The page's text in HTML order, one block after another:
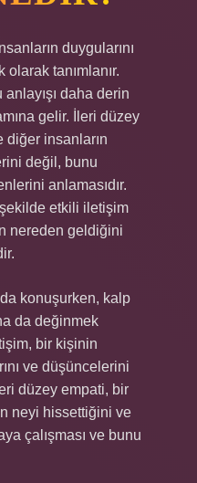
duygularını
tanımlanır.
anlayışı daha derin
gelir. İleri düzey
insanların
değil, bunu
anlamasıdır.
etkili iletişim
nereden geldiğini
konuşurken, kalp
da değinmek
bir kişinin
ve düşüncelerini
düzey empati, bir
neyi hissettiğini ve
çalışması ve bunu